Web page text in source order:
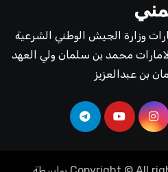
وزارة الجيش الوطني الشرعية
محمد بن سلمان ولي العهد
بن عبدالعزيز